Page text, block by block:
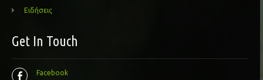
Ειδήσεις
Get In Touch
Facebook